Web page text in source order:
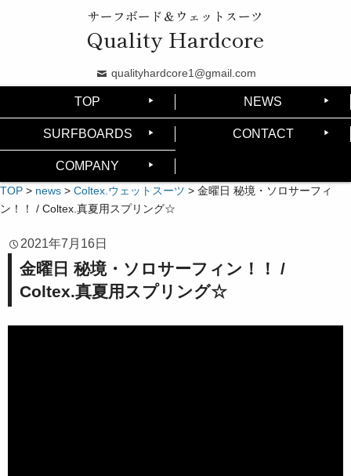
サーフボード＆ウェットスーツ
Quality Hardcore
qualityhardcore1@gmail.com
TOP NEWS
SURFBOARDS CONTACT
COMPANY
TOP > news > Coltex.ウェットスーツ > 金曜日 秘境・ソロサーフィ
ン！！ / Coltex.真夏用スプリング☆
2021年7月16日
金曜日 秘境・ソロサーフィン！！ /
Coltex.真夏用スプリング☆